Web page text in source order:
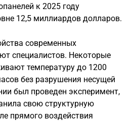
к 2025 году
12,5 миллиардов долларов.
современных
специалистов. Некоторые
температуру до 1200
без разрушения несущей
был проведен эксперимент,
свою структурную
прямого воздействия